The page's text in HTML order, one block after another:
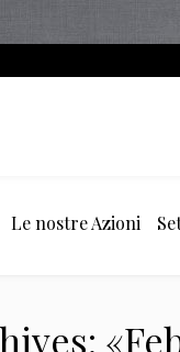
Le nostre Azioni